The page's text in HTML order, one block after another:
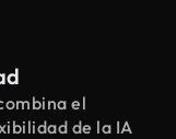
el
de la IA